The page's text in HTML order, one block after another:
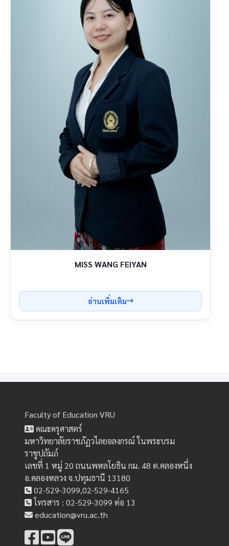
MISS WANG FEIYAN
อ่านเพิ่มเติม
Faculty of Education VRU
คณะครุศาสตร์
มหาวิทยาลัยราชภัฏวไลยอลงกรณ์ ในพระบรม
ราชูปถัมภ์
เลขที่ 1 หมู่ 20 ถนนพหลโยธิน กม. 48 ต.คลองหนึ่ง
อ.คลองหลวง จ.ปทุมธานี 13180
02-529-3099,02-529-4165
โทรสาร : 02-529-3099 ต่อ 13
education@vru.ac.th